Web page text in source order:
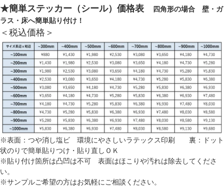
★簡単ステッカー（シール）価格表
四角形の場合 壁・ガ
ラス・床へ簡単貼り付け！
＜税込価格＞
※表面：つや消し塩ビ 環境にやさしいラテックス印刷 裏：ドット
状のりで簡単貼りつけ・貼り直しＯＫ
※貼り付け箇所は凸凹は不可 表面はほこりや汚れは除去してくださ
い。
※サンプルご希望の方はお気軽にご相談ください。